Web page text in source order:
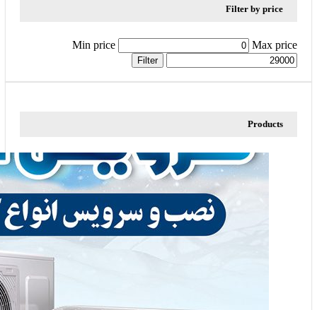
Filter by price
Min price Max price
Filter
Products